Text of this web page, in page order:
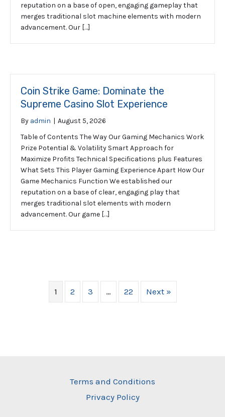
reputation on a base of open, engaging gameplay that
merges traditional slot machine elements with modern
advancement. Our […]
Coin Strike Game: Dominate the
Supreme Casino Slot Experience
By admin | August 5, 2026
Table of Contents The Way Our Gaming Mechanics Work
Prize Potential & Volatility Smart Approach for
Maximize Profits Technical Specifications plus Features
What Sets This Player Gaming Experience Apart How Our
Game Mechanics Function We established our
reputation on a base of clear, engaging play that
merges traditional slot elements with modern
advancement. Our game […]
1 2 3 … 22 Next »
Terms and Conditions
Privacy Policy